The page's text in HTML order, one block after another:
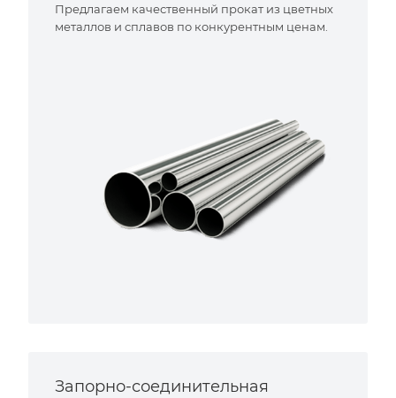
Предлагаем качественный прокат из цветных
металлов и сплавов по конкурентным ценам.
Запорно-соединительная